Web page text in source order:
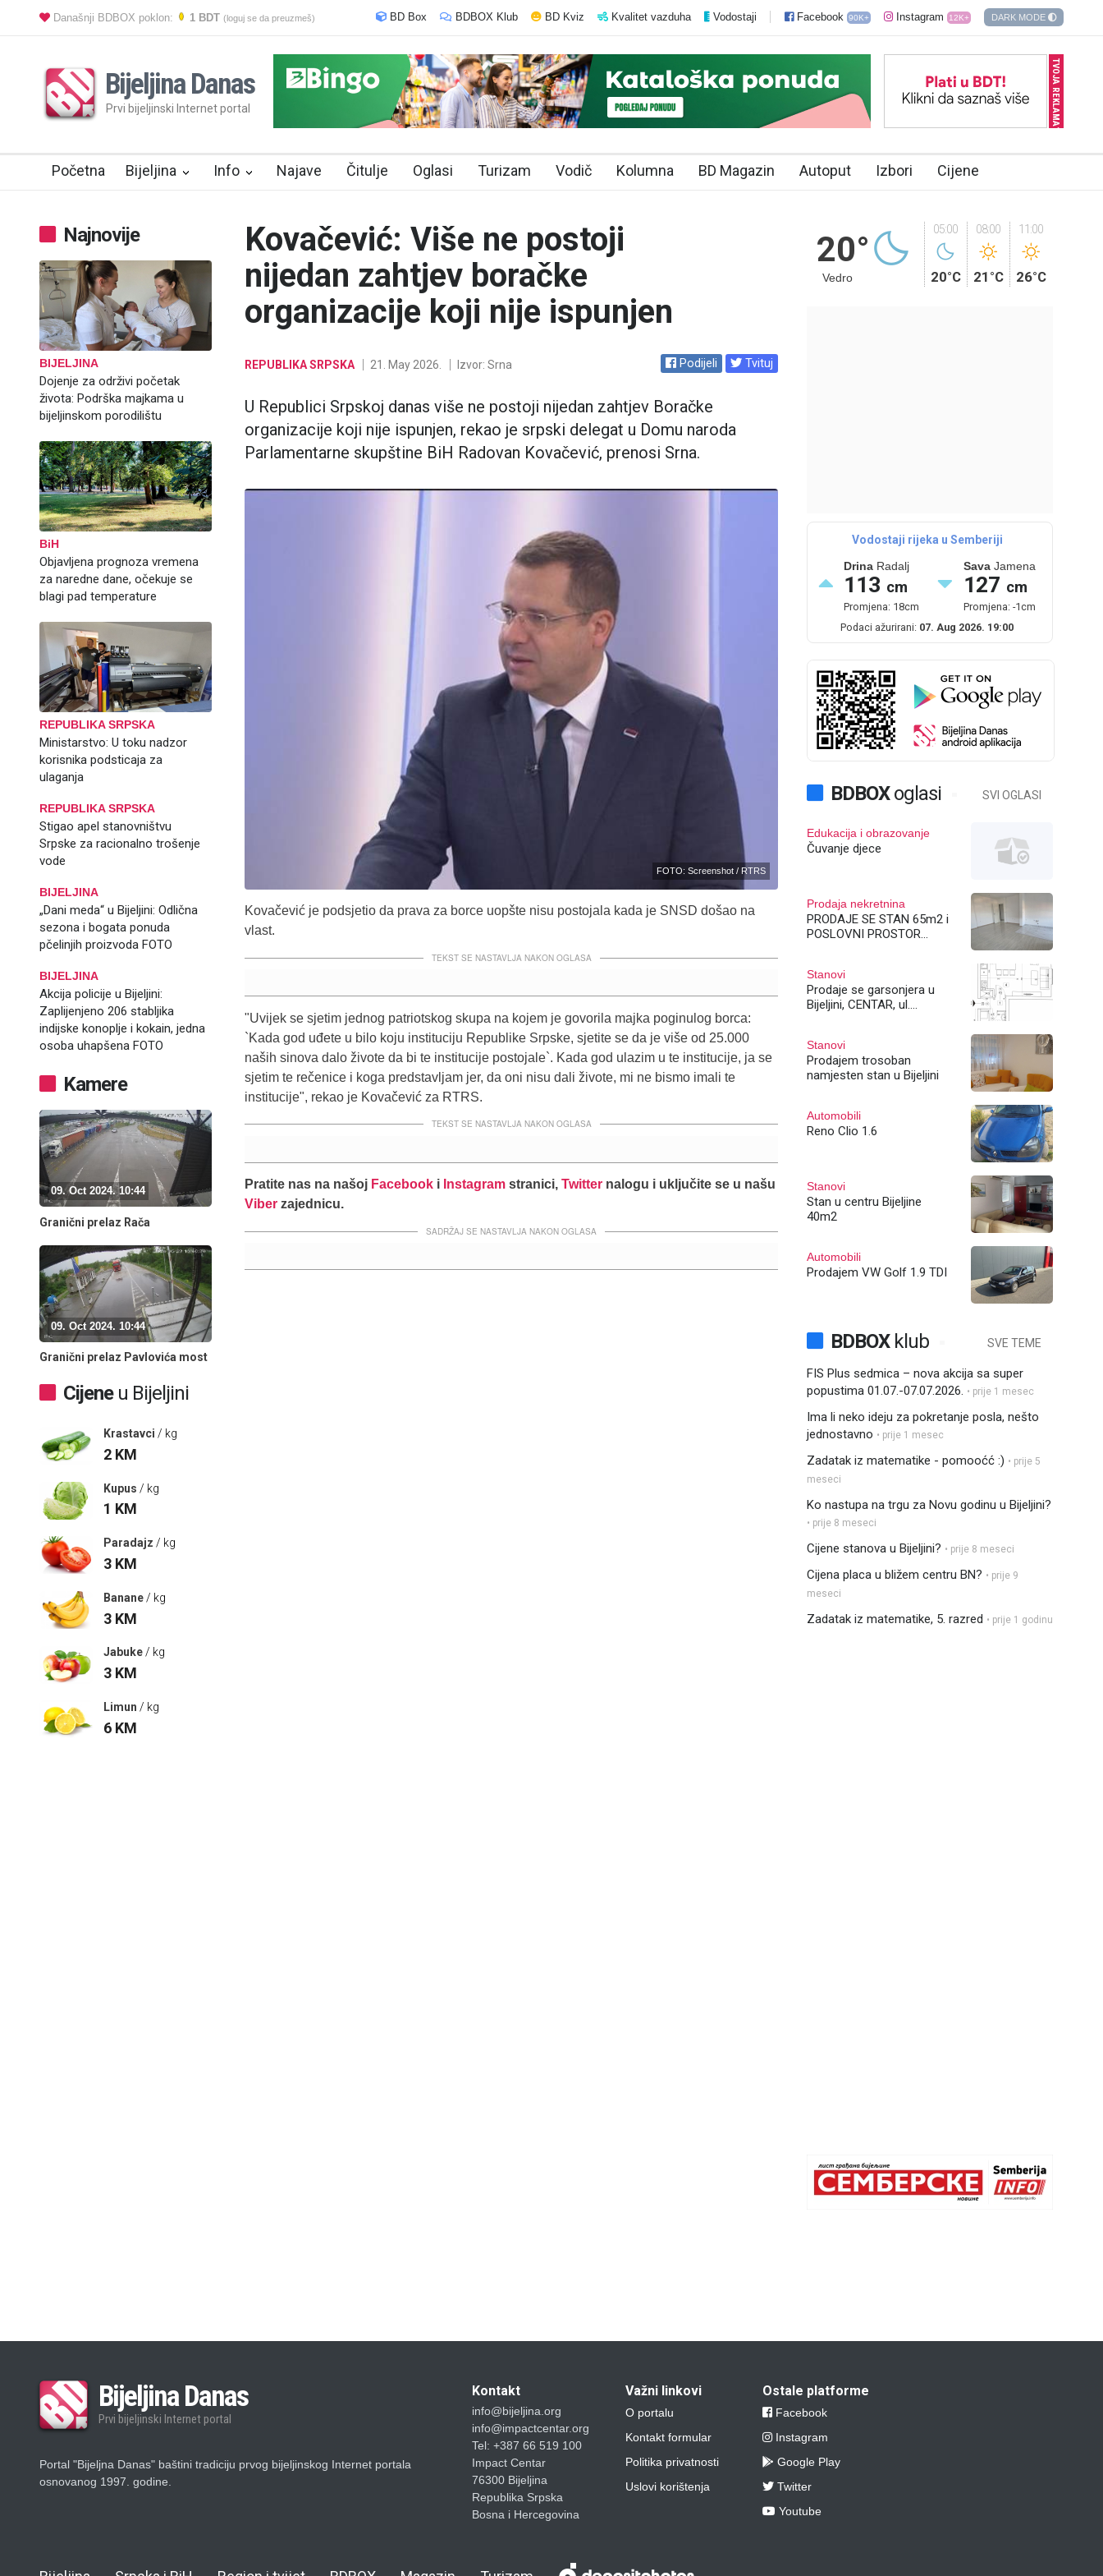
Današnji BDBOX poklon: 1 BDT (loguj se da preuzmeš) BD Box BDBOX Klub BD Kviz Kvalitet vazduha Vodostaji Facebook 90K+ Instagram 12K+ DARK MODE
Bijeljina Danas
Prvi bijeljinski Internet portal TVOJA REKLAMA?
Početna Bijeljina Info Najave Čitulje Oglasi Turizam Vodič Kolumna BD Magazin Autoput Izbori Cijene
Najnovije
BIJELJINA
Dojenje za održivi početak
života: Podrška majkama u
bijeljinskom porodilištu
BiH
Objavljena prognoza vremena
za naredne dane, očekuje se
blagi pad temperature
REPUBLIKA SRPSKA
Ministarstvo: U toku nadzor
korisnika podsticaja za
ulaganja
REPUBLIKA SRPSKA
Stigao apel stanovništvu
Srpske za racionalno trošenje
vode
BIJELJINA
„Dani meda“ u Bijeljini: Odlična
sezona i bogata ponuda
pčelinjih proizvoda FOTO
BIJELJINA
Akcija policije u Bijeljini:
Zaplijenjeno 206 stabljika
indijske konoplje i kokain, jedna
osoba uhapšena FOTO
Kamere
09. Oct 2024. 10:44
Granični prelaz Rača
09. Oct 2024. 10:44
Granični prelaz Pavlovića most
Cijeneu Bijeljini
Krastavci / kg
2 KM
Kupus / kg
1 KM
Paradajz / kg
3 KM
Banane / kg
3 KM
Jabuke/ kg
3 KM
Limun / kg
6 KM
Kovačević: Više ne postoji
nijedan zahtjev boračke
organizacije koji nije ispunjen
REPUBLIKA SRPSKA 21. May 2026. Izvor: Srna Podijeli Tvituj
U Republici Srpskoj danas više ne postoji nijedan zahtjev Boračke
organizacije koji nije ispunjen, rekao je srpski delegat u Domu naroda
Parlamentarne skupštine BiH Radovan Kovačević, prenosi Srna.
FOTO: Screenshot / RTRS
Kovačević je podsjetio da prava za borce uopšte nisu postojala kada je SNSD došao na
vlast.
TEKST SE NASTAVLJA NAKON OGLASA
"Uvijek se sjetim jednog patriotskog skupa na kojem je govorila majka poginulog borca:
`Kada god uđete u bilo koju instituciju Republike Srpske, sjetite se da je više od 25.000
naših sinova dalo živote da bi te institucije postojale`. Kada god ulazim u te institucije, ja se
sjetim te rečenice i koga predstavljam jer, da oni nisu dali živote, mi ne bismo imali te
institucije", rekao je Kovačević za RTRS.
TEKST SE NASTAVLJA NAKON OGLASA
Pratite nas na našoj Facebook i Instagram stranici, Twitter nalogu i uključite se u našu
Viber zajednicu.
SADRŽAJ SE NASTAVLJA NAKON OGLASA
20° 05:00
20°C
08:00
21°C
11:00
26°C
Vedro
Vodostaji rijeka u Semberiji
Drina Radalj
113 cm
Promjena: 18cm
SavaJamena
127 cm
Promjena: -1cm
Podaci ažurirani: 07. Aug 2026. 19:00
BDBOXoglasi SVI OGLASI
Edukacija i obrazovanje
Čuvanje djece
Prodaja nekretnina
PRODAJE SE STAN 65m2 i
POSLOVNI PROSTOR
Stanovi
Prodaje se garsonjera u
Bijeljini, CENTAR, ul.
Stanovi
Prodajem trosoban
namjesten stan u Bijeljini
Automobili
Reno Clio 1.6
Stanovi
Stan u centru Bijeljine
40m2
Automobili
Prodajem VW Golf 1.9 TDI
BDBOXklub SVE TEME
FIS Plus sedmica – nova akcija sa super
popustima 01.07.-07.07.2026. • prije 1 mesec
Ima li neko ideju za pokretanje posla, nešto
jednostavno • prije 1 mesec
Zadatak iz matematike - pomooćć :) • prije 5
meseci
Ko nastupa na trgu za Novu godinu u Bijeljini?
• prije 8 meseci
Cijene stanova u Bijeljini? • prije 8 meseci
Cijena placa u bližem centru BN? • prije 9
meseci
Zadatak iz matematike, 5. razred • prije 1 godinu
Bijeljina Danas
Prvi bijeljinski Internet portal
Portal "Bijeljna Danas" baštini tradiciju prvog bijeljinskog Internet portala
osnovanog 1997. godine.
Kontakt
info@bijeljina.org
info@impactcentar.org
Tel: +387 66 519 100
Impact Centar
76300 Bijeljina
Republika Srpska
Bosna i Hercegovina
Važni linkovi
O portalu
Kontakt formular
Politika privatnosti
Uslovi korištenja
Ostale platforme
Facebook
Instagram
Google Play
Twitter
Youtube